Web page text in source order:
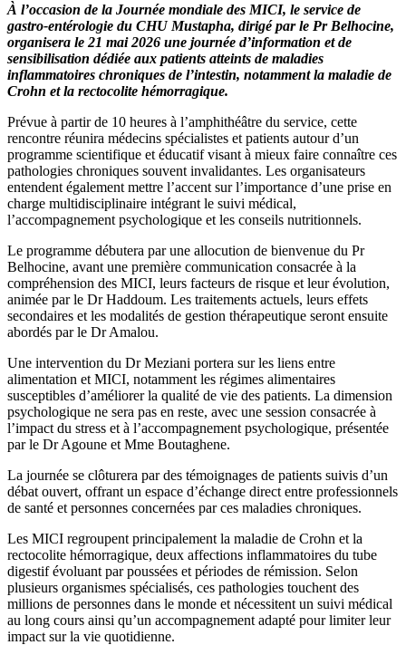
À l’occasion de la Journée mondiale des MICI, le service de
gastro-entérologie du CHU Mustapha, dirigé par le Pr Belhocine,
organisera le 21 mai 2026 une journée d’information et de
sensibilisation dédiée aux patients atteints de maladies
inflammatoires chroniques de l’intestin, notamment la maladie de
Crohn et la rectocolite hémorragique.
Prévue à partir de 10 heures à l’amphithéâtre du service, cette
rencontre réunira médecins spécialistes et patients autour d’un
programme scientifique et éducatif visant à mieux faire connaître ces
pathologies chroniques souvent invalidantes. Les organisateurs
entendent également mettre l’accent sur l’importance d’une prise en
charge multidisciplinaire intégrant le suivi médical,
l’accompagnement psychologique et les conseils nutritionnels.
Le programme débutera par une allocution de bienvenue du Pr
Belhocine, avant une première communication consacrée à la
compréhension des MICI, leurs facteurs de risque et leur évolution,
animée par le Dr Haddoum. Les traitements actuels, leurs effets
secondaires et les modalités de gestion thérapeutique seront ensuite
abordés par le Dr Amalou.
Une intervention du Dr Meziani portera sur les liens entre
alimentation et MICI, notamment les régimes alimentaires
susceptibles d’améliorer la qualité de vie des patients. La dimension
psychologique ne sera pas en reste, avec une session consacrée à
l’impact du stress et à l’accompagnement psychologique, présentée
par le Dr Agoune et Mme Boutaghene.
La journée se clôturera par des témoignages de patients suivis d’un
débat ouvert, offrant un espace d’échange direct entre professionnels
de santé et personnes concernées par ces maladies chroniques.
Les MICI regroupent principalement la maladie de Crohn et la
rectocolite hémorragique, deux affections inflammatoires du tube
digestif évoluant par poussées et périodes de rémission. Selon
plusieurs organismes spécialisés, ces pathologies touchent des
millions de personnes dans le monde et nécessitent un suivi médical
au long cours ainsi qu’un accompagnement adapté pour limiter leur
impact sur la vie quotidienne.